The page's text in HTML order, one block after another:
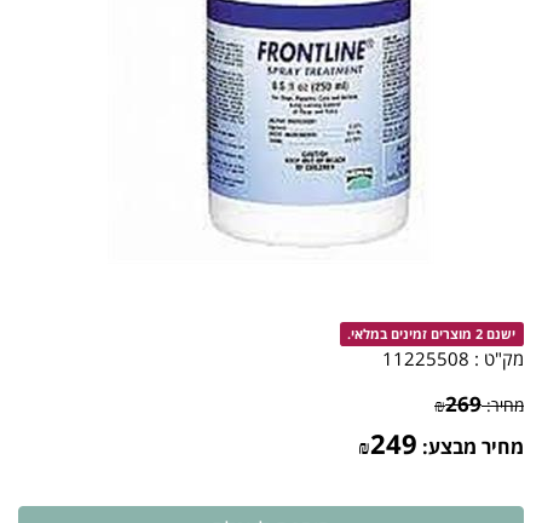
ישנם 2 מוצרים זמינים במלאי.
מק"ט : 11225508
מחיר: ₪269
מחיר מבצע: ₪249